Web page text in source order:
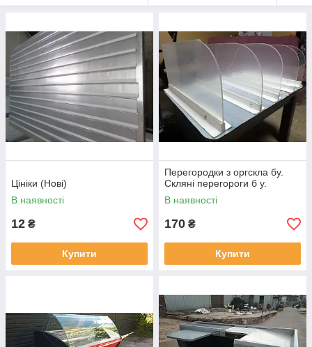
Цініки (Нові)
В наявності
12 ₴
Купити
Перегородки з оргскла бу.
Скляні перегороги б у.
В наявності
170 ₴
Купити